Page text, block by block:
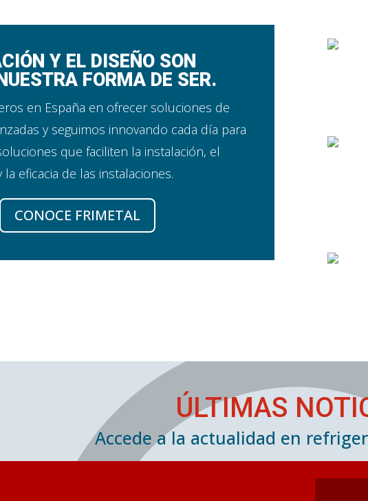
Y EL DISEÑO SON
FORMA DE SER.
en España en ofrecer soluciones de
y seguimos innovando cada día para
que faciliten la instalación, el
eficacia de las instalaciones.
CONOCE FRIMETAL
ÚLTIMAS
Accede a la actualidad en